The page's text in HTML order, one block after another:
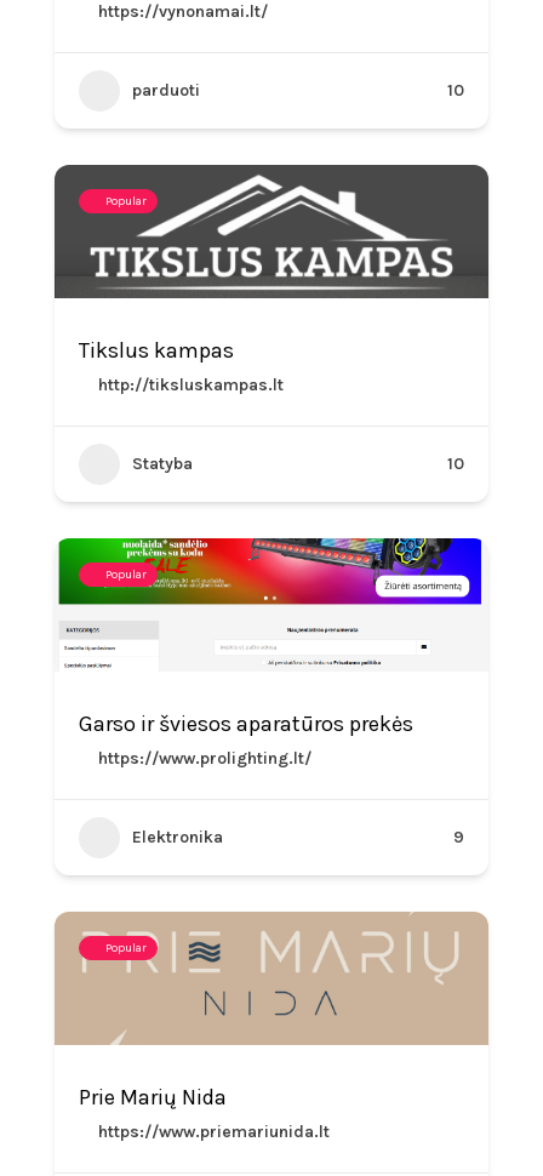
https://vynonamai.lt/
parduoti 10
Popular
Tikslus kampas
http://tiksluskampas.lt
Statyba 10
Popular
Garso ir šviesos aparatūros prekės
https://www.prolighting.lt/
Elektronika 9
Popular
Prie Marių Nida
https://www.priemariunida.lt